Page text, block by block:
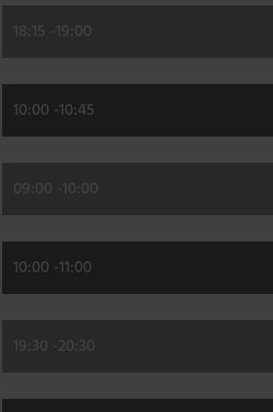
18:15 - 19:00
10:00 -10:45
09:00 - 10:00
10:00 -11:00
19:30 - 20:30